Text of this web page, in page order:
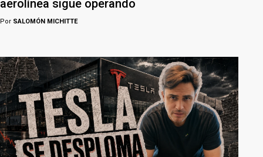
aerolínea sigue operando
Por SALOMÓN MICHITTE